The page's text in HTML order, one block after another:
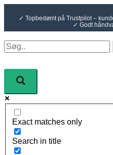
Gå
indholdet
✓ Topbedømt på Trustpilot –
✓ Godt
Exact matches only
Search in title